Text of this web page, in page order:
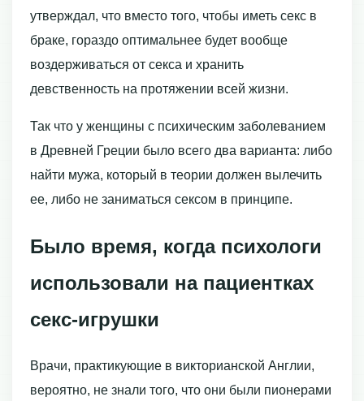
утверждал, что вместо того, чтобы иметь секс в
браке, гораздо оптимальнее будет вообще
воздерживаться от секса и хранить
девственность на протяжении всей жизни.
Так что у женщины с психическим заболеванием
в Древней Греции было всего два варианта: либо
найти мужа, который в теории должен вылечить
ее, либо не заниматься сексом в принципе.
Было время, когда психологи
использовали на пациентках
секс-игрушки
Врачи, практикующие в викторианской Англии,
вероятно, не знали того, что они были пионерами